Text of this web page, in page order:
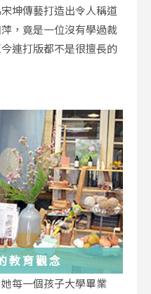
坤傳藝打造出令人稱道
，竟是一位沒有學過裁
連打版都不是很擅長的
楊阿春 我的教育觀念
每一個孩子大學畢業